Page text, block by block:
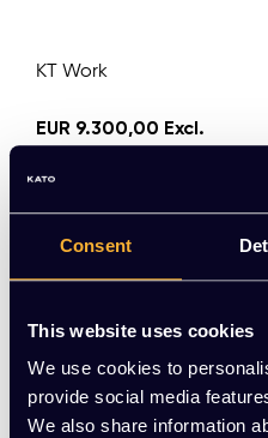
Consent
This website uses cookies
We use cookies to
provide social media
We also share information
KT Work
EUR 9.300,00 Excl.
(11.253,00 Incl. btw)
Meerdere varianten beschikbaar